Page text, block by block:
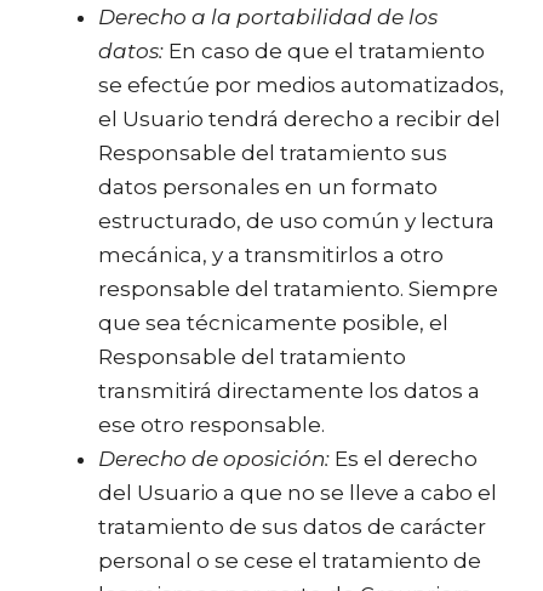
Derecho a la portabilidad de los
datos: En caso de que el tratamiento
se efectúe por medios automatizados,
el Usuario tendrá derecho a recibir del
Responsable del tratamiento sus
datos personales en un formato
estructurado, de uso común y lectura
mecánica, y a transmitirlos a otro
responsable del tratamiento. Siempre
que sea técnicamente posible, el
Responsable del tratamiento
transmitirá directamente los datos a
ese otro responsable.
Derecho de oposición: Es el derecho
del Usuario a que no se lleve a cabo el
tratamiento de sus datos de carácter
personal o se cese el tratamiento de